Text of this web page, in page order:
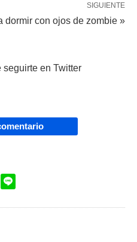
SIGUIENTE
dormir con ojos de zombie »
en Twitter